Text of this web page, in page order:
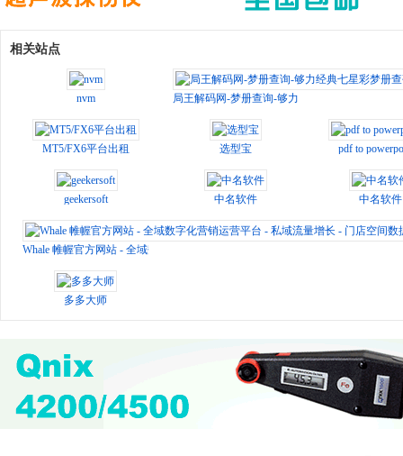
相关站点
nvm 局王解码网-梦册查询-够力经典七星彩梦册查码
MT5/FX6平台出租 选型宝 pdf to
geekersoft 中名软件 中名软
Whale 帷幄官方网站 - 全域数字化营销运营平台 - 私域流量增长 - 门店空间数据
多多大师